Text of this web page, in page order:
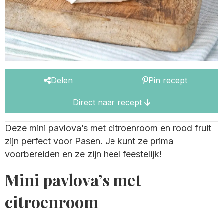
Delen Pin recept
Direct naar recept
Deze mini pavlova’s met citroenroom en rood fruit
zijn perfect voor Pasen. Je kunt ze prima
voorbereiden en ze zijn heel feestelijk!
Mini pavlova’s met
citroenroom